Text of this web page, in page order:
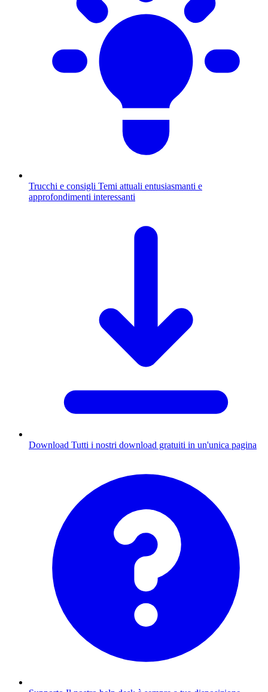
Trucchi e consigli Temi attuali entusiasmanti e
approfondimenti interessanti
Download Tutti i nostri download gratuiti in un'unica pagina